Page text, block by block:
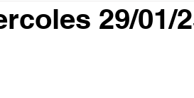
29/01/